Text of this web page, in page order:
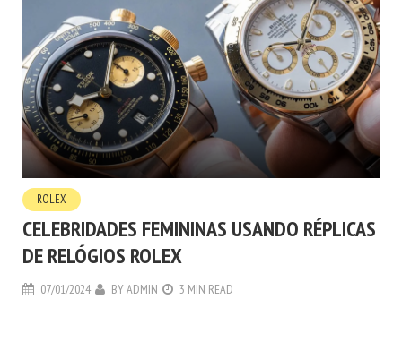
ROLEX
CELEBRIDADES FEMININAS USANDO RÉPLICAS
DE RELÓGIOS ROLEX
07/01/2024 BYADMIN 3 MIN READ